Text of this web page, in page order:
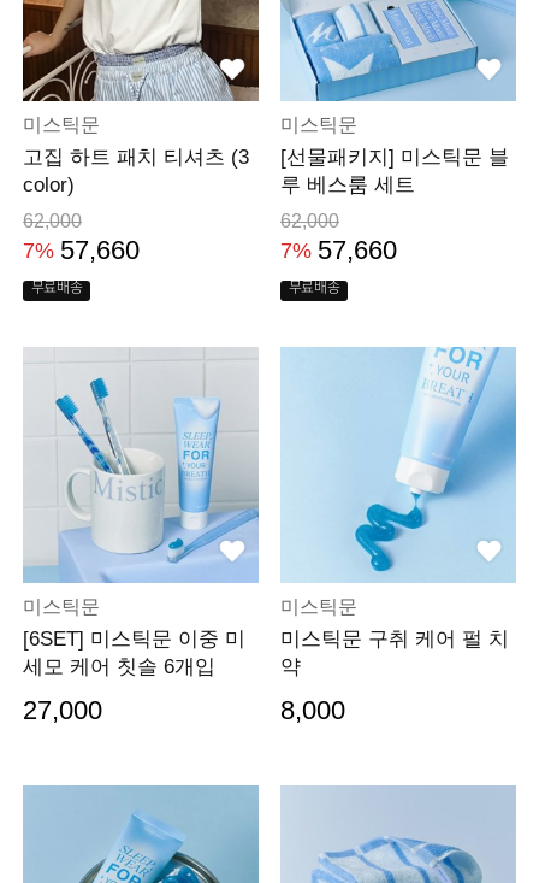
미스틱문
고집 하트 패치 티셔츠 (3
color)
62,000
7% 57,660
무료배송
미스틱문
[선물패키지] 미스틱문 블
루 베스룸 세트
62,000
7% 57,660
무료배송
미스틱문
[6SET] 미스틱문 이중 미
세모 케어 칫솔 6개입
27,000
미스틱문
미스틱문 구취 케어 펄 치
약
8,000